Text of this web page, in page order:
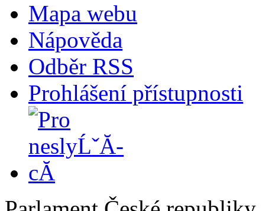
Mapa webu
Nápověda
Odběr RSS
Prohlášení přístupnosti